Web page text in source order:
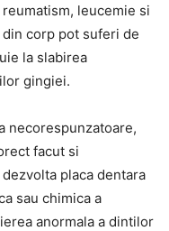
leucemie si
corp pot suferi de
la slabirea
gingiei.
necorespunzatoare,
facut si
placa dentara
sau chimica a
anormala a dintilor